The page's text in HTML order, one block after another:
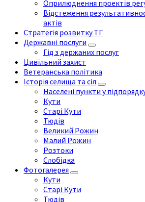
Оприлюднення проектів
Відстеження
актів
Стратегія розвитку ТГ
Державні послуги
Гід з держаних послуг
Цивільний захист
Ветеранська політика
Історія селища та сіл
Населені пункти у
Кути
Старі Кути
Тюдів
Великий Рожин
Малий Рожин
Розтоки
Слобідка
Фотогалерея
Кути
Старі Кути
Тюдів